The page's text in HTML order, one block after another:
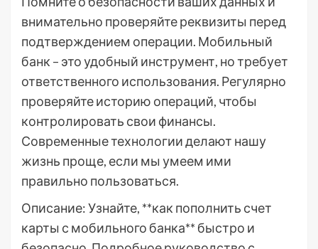
внимательно проверяйте реквизиты перед
подтверждением операции. Мобильный
банк – это удобный инструмент, но требует
ответственного использования. Регулярно
проверяйте историю операций, чтобы
контролировать свои финансы.
Современные технологии делают нашу
жизнь проще, если мы умеем ими
правильно пользоваться.
Описание: Узнайте, **как пополнить счет
карты с мобильного банка** быстро и